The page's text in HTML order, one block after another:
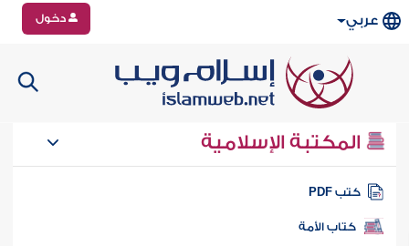
عربي دخول
المكتبة الإسلامية
كتب PDF